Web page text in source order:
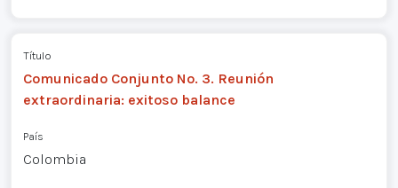
Título
Comunicado Conjunto No. 3. Reunión
extraordinaria: exitoso balance
País
Colombia